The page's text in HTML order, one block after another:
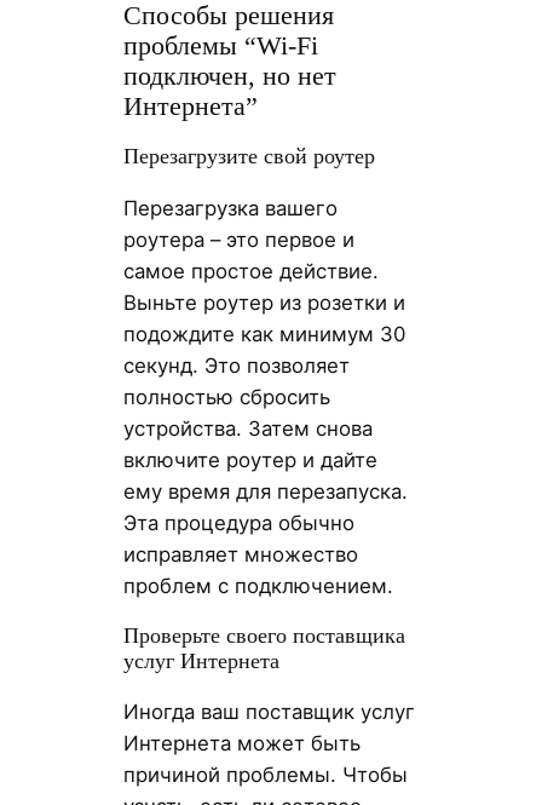
Способы решения
проблемы “Wi-Fi
подключен, но нет
Интернета”
Перезагрузите свой роутер
Перезагрузка вашего
роутера – это первое и
самое простое действие.
Выньте роутер из розетки и
подождите как минимум 30
секунд. Это позволяет
полностью сбросить
устройства. Затем снова
включите роутер и дайте
ему время для перезапуска.
Эта процедура обычно
исправляет множество
проблем с подключением.
Проверьте своего поставщика
услуг Интернета
Иногда ваш поставщик услуг
Интернета может быть
причиной проблемы. Чтобы